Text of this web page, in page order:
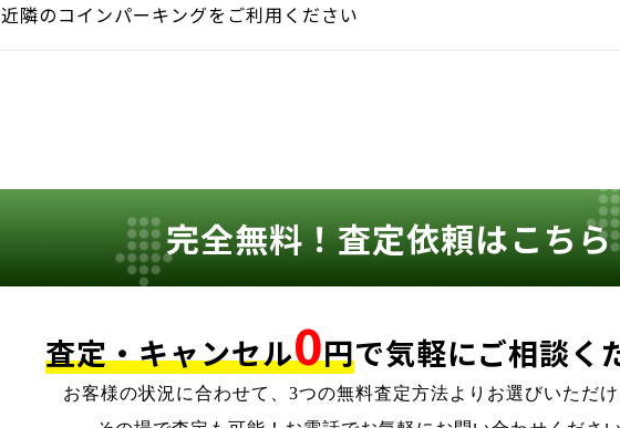
近隣のコインパーキングをご利用ください
完全無料！査定依頼はこちら
査定・キャンセル0円で気軽にご相談く
お客様の状況に合わせて、 3つの無料査定方法よりお選びいただけ